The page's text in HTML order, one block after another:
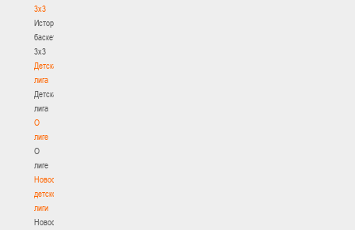
3х3
История
баскетбола
3х3
Детская
лига
Детская
лига
О
лиге
О
лиге
Новости
детской
лиги
Новости